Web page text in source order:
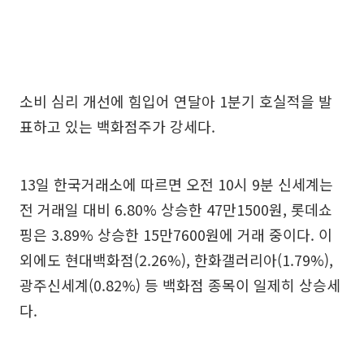
소비 심리 개선에 힘입어 연달아 1분기 호실적을 발
표하고 있는 백화점주가 강세다.
13일 한국거래소에 따르면 오전 10시 9분 신세계는
전 거래일 대비 6.80% 상승한 47만1500원, 롯데쇼
핑은 3.89% 상승한 15만7600원에 거래 중이다. 이
외에도 현대백화점(2.26%), 한화갤러리아(1.79%),
광주신세계(0.82%) 등 백화점 종목이 일제히 상승세
다.